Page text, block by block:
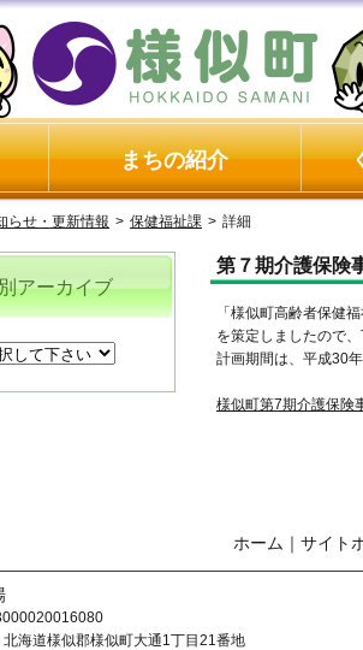
まちの紹介
らせ・更新情報 > 保健福祉課 > 詳細
第７期介護保険
「様似町高齢者保健
を策定しましたので
計画期間は、平成30
様似町第7期介護保険
アーカイブ
ホーム ｜ サイト
海道様似郡様似町大通1丁目21番地